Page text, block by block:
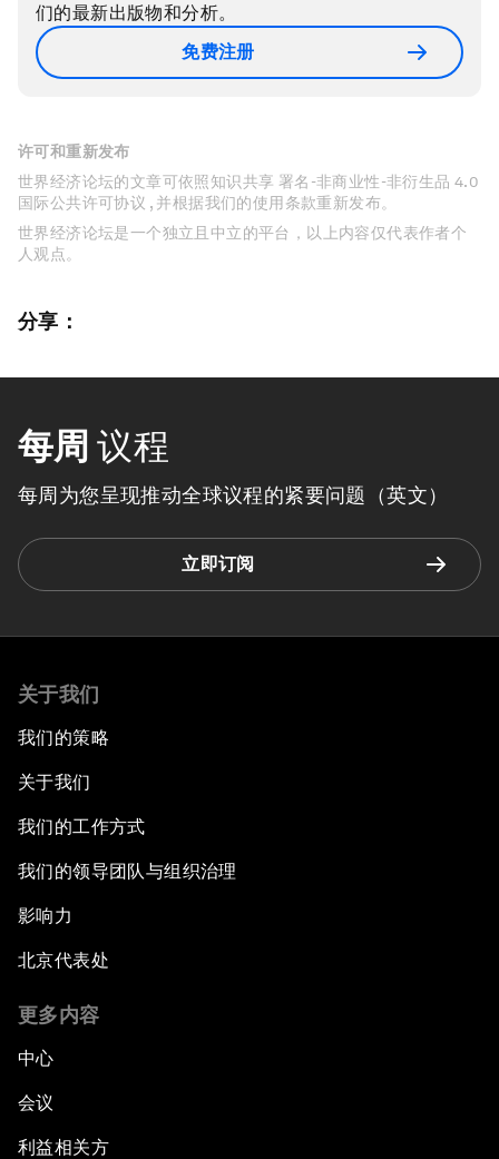
们的最新出版物和分析。
免费注册
许可和重新发布
世界经济论坛的文章可依照知识共享 署名-非商业性-非衍生品 4.0
国际公共许可协议 , 并根据我们的使用条款重新发布。
世界经济论坛是一个独立且中立的平台，以上内容仅代表作者个
人观点。
分享：
每周 议程
每周为您呈现推动全球议程的紧要问题（英文）
立即订阅
关于我们
我们的策略
关于我们
我们的工作方式
我们的领导团队与组织治理
影响力
北京代表处
更多内容
中心
会议
利益相关方